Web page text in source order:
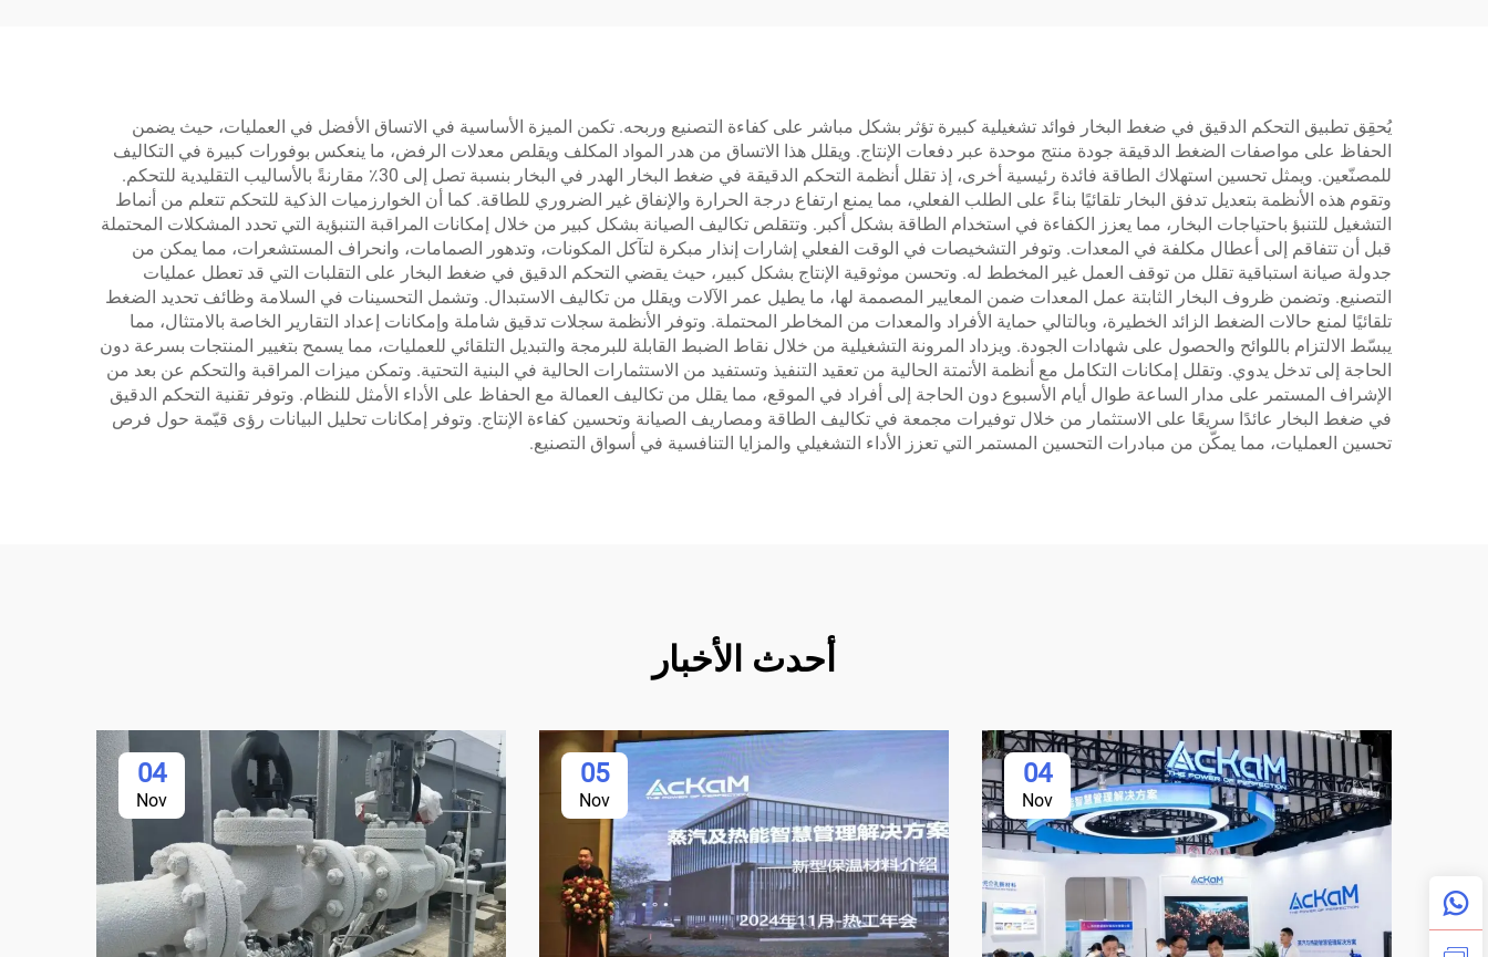
يُحقِق تطبيق التحكم الدقيق في ضغط البخار فوائد تشغيلية كبيرة تؤثر بشكل مباشر على كفاءة التصنيع وربحه. تكمن الميزة الأساسية في الاتساق الأفضل في العمليات، حيث يضمن
الحفاظ على مواصفات الضغط الدقيقة جودة منتج موحدة عبر دفعات الإنتاج. ويقلل هذا الاتساق من هدر المواد المكلف ويقلص معدلات الرفض، ما ينعكس بوفورات كبيرة في التكاليف
للمصنّعين. ويمثل تحسين استهلاك الطاقة فائدة رئيسية أخرى، إذ تقلل أنظمة التحكم الدقيقة في ضغط البخار الهدر في البخار بنسبة تصل إلى 30٪ مقارنةً بالأساليب التقليدية للتحكم.
وتقوم هذه الأنظمة بتعديل تدفق البخار تلقائيًا بناءً على الطلب الفعلي، مما يمنع ارتفاع درجة الحرارة والإنفاق غير الضروري للطاقة. كما أن الخوارزميات الذكية للتحكم تتعلم من أنماط
التشغيل للتنبؤ باحتياجات البخار، مما يعزز الكفاءة في استخدام الطاقة بشكل أكبر. وتتقلص تكاليف الصيانة بشكل كبير من خلال إمكانات المراقبة التنبؤية التي تحدد المشكلات المحتملة
قبل أن تتفاقم إلى أعطال مكلفة في المعدات. وتوفر التشخيصات في الوقت الفعلي إشارات إنذار مبكرة لتآكل المكونات، وتدهور الصمامات، وانحراف المستشعرات، مما يمكن من
جدولة صيانة استباقية تقلل من توقف العمل غير المخطط له. وتحسن موثوقية الإنتاج بشكل كبير، حيث يقضي التحكم الدقيق في ضغط البخار على التقلبات التي قد تعطل عمليات
التصنيع. وتضمن ظروف البخار الثابتة عمل المعدات ضمن المعايير المصممة لها، ما يطيل عمر الآلات ويقلل من تكاليف الاستبدال. وتشمل التحسينات في السلامة وظائف تحديد الضغط
تلقائيًا لمنع حالات الضغط الزائد الخطيرة، وبالتالي حماية الأفراد والمعدات من المخاطر المحتملة. وتوفر الأنظمة سجلات تدقيق شاملة وإمكانات إعداد التقارير الخاصة بالامتثال، مما
يبسّط الالتزام باللوائح والحصول على شهادات الجودة. ويزداد المرونة التشغيلية من خلال نقاط الضبط القابلة للبرمجة والتبديل التلقائي للعمليات، مما يسمح بتغيير المنتجات بسرعة دون
الحاجة إلى تدخل يدوي. وتقلل إمكانات التكامل مع أنظمة الأتمتة الحالية من تعقيد التنفيذ وتستفيد من الاستثمارات الحالية في البنية التحتية. وتمكن ميزات المراقبة والتحكم عن بعد من
الإشراف المستمر على مدار الساعة طوال أيام الأسبوع دون الحاجة إلى أفراد في الموقع، مما يقلل من تكاليف العمالة مع الحفاظ على الأداء الأمثل للنظام. وتوفر تقنية التحكم الدقيق
في ضغط البخار عائدًا سريعًا على الاستثمار من خلال توفيرات مجمعة في تكاليف الطاقة ومصاريف الصيانة وتحسين كفاءة الإنتاج. وتوفر إمكانات تحليل البيانات رؤى قيّمة حول فرص
تحسين العمليات، مما يمكّن من مبادرات التحسين المستمر التي تعزز الأداء التشغيلي والمزايا التنافسية في أسواق التصنيع.
أحدث الأخبار
04
Nov
05
Nov
04
Nov